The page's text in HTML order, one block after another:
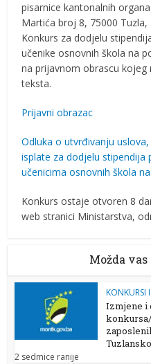
pisarnice kantonalnih
Martića broj 8, 75000 Tuzla,
Konkurs za dodjelu
učenike osnovnih škola na
na prijavnom obrascu
teksta.
Prijavni obrazac
Odluka o utvrđivanju
isplate za dodjelu stipendija
učenicima osnovnih škola
Konkurs ostaje otvoren 8
web stranici Ministarstva,
Možda
KONKURSI
Izmjene i
2 sedmice ranije